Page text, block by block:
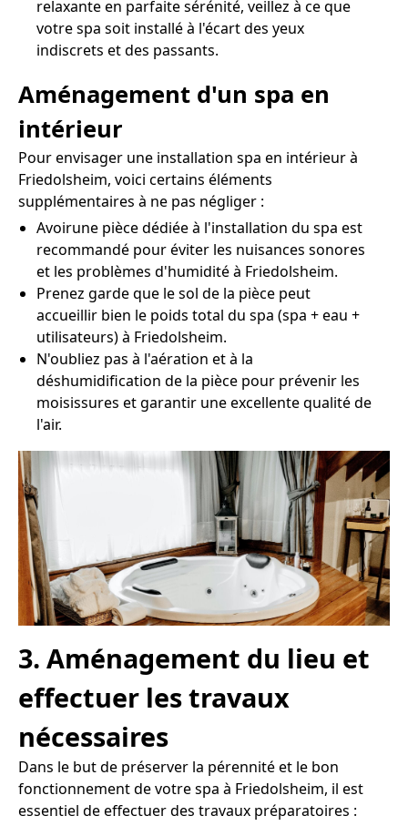
relaxante en parfaite sérénité, veillez à ce que
votre spa soit installé à l'écart des yeux
indiscrets et des passants.
Aménagement d'un spa en
intérieur
Pour envisager une installation spa en intérieur à
Friedolsheim, voici certains éléments
supplémentaires à ne pas négliger :
Avoirune pièce dédiée à l'installation du spa est
recommandé pour éviter les nuisances sonores
et les problèmes d'humidité à Friedolsheim.
Prenez garde que le sol de la pièce peut
accueillir bien le poids total du spa (spa + eau +
utilisateurs) à Friedolsheim.
N'oubliez pas à l'aération et à la
déshumidification de la pièce pour prévenir les
moisissures et garantir une excellente qualité de
l'air.
3. Aménagement du lieu et
effectuer les travaux
nécessaires
Dans le but de préserver la pérennité et le bon
fonctionnement de votre spa à Friedolsheim, il est
essentiel de effectuer des travaux préparatoires :